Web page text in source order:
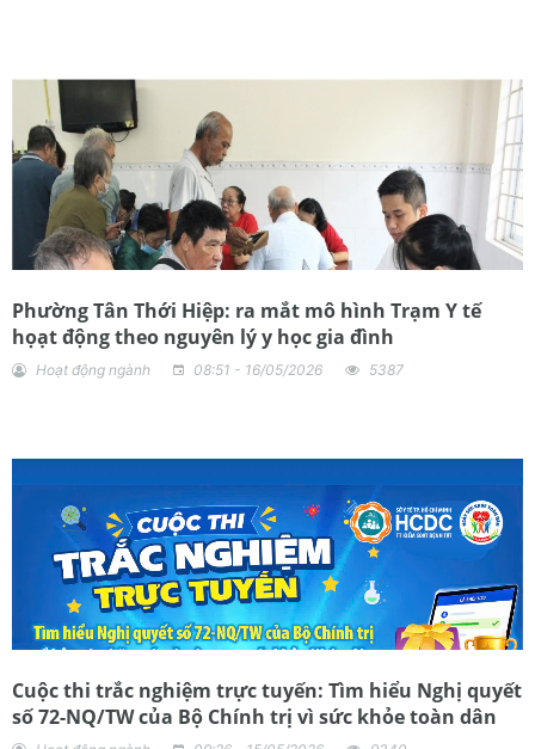
Phường Tân Thới Hiệp: ra mắt mô hình Trạm Y tế
họạt động theo nguyên lý y học gia đình
Hoạt động ngành 08:51 - 16/05/2026 5387
Cuộc thi trắc nghiệm trực tuyến: Tìm hiểu Nghị quyết
số 72-NQ/TW của Bộ Chính trị vì sức khỏe toàn dân